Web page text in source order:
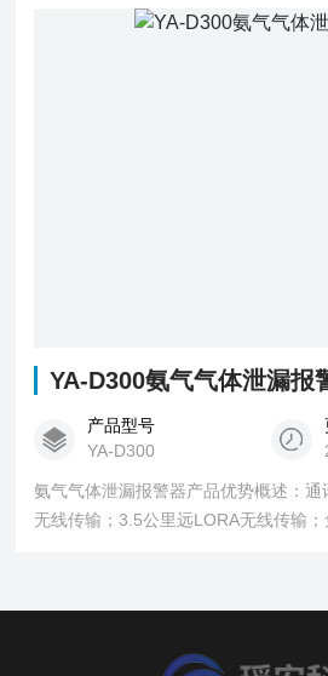
YA-D300氨气气体泄漏报
产品型号
YA-D300
氨气气体泄漏报警器产品优势概述：
无线传输；3.5公里远LORA无线传输；